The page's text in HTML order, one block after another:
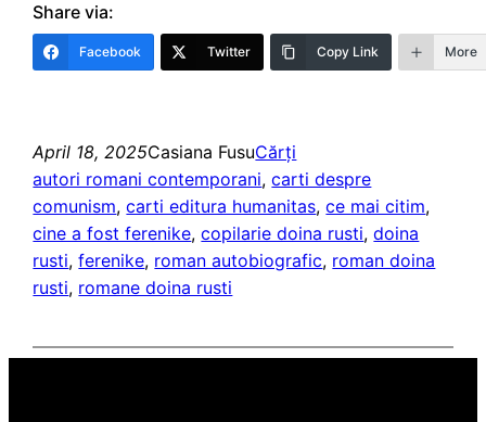
Share via:
Facebook Twitter Copy Link More
April 18, 2025Casiana FusuCărți
autori romani contemporani, carti despre
comunism, carti editura humanitas, ce mai citim
cine a fost ferenike, copilarie doina rusti, doina
rusti, ferenike, roman autobiografic, roman doina
rusti, romane doina rusti